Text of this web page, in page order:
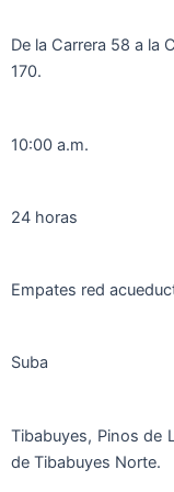
De la Carrera 58 a la
170.
10:00 a.m.
24 horas
Empates red
Suba
Tibabuyes, Pinos de
de Tibabuyes Norte.